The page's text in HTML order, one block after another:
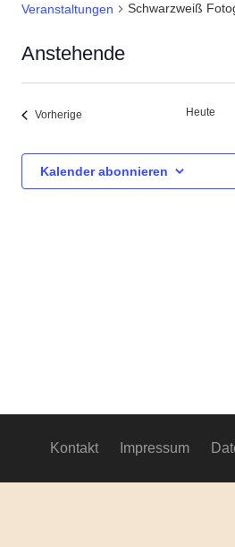
Veranstaltungen Schwarzweiß
Anstehende
Datum
Vorherige Heute
Kalender abonnieren
Kontakt Impressum